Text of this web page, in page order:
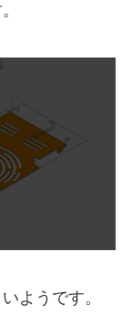
ようです。